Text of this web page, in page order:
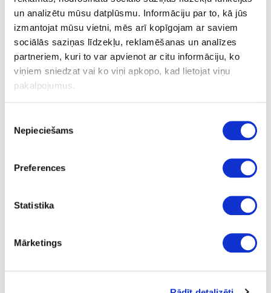
un analizētu mūsu datplūsmu. Informāciju par to, kā jūs
izmantojat mūsu vietni, mēs arī kopīgojam ar saviem
sociālās saziņas līdzekļu, reklamēšanas un analīzes
partneriem, kuri to var apvienot ar citu informāciju, ko
viņiem sniedzat vai ko viņi apkopo, kad lietojat viņu
pakalpojumus.
izvēle
Nepieciešams
Preferences
Statistika
Mārketings
Personāla vadītāja
Valda Indriksone
Tālrunis: +371 67844879
Rita Kraševska